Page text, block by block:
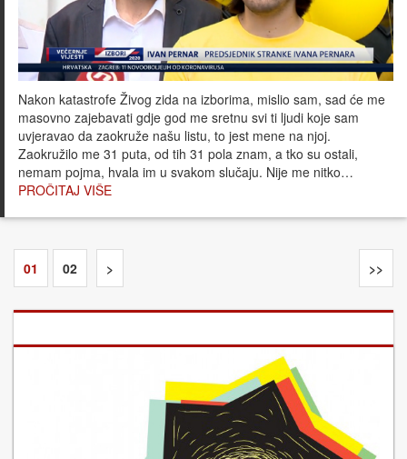
Nakon katastrofe Živog zida na izborima, mislio sam, sad će me
masovno zajebavati gdje god me sretnu svi ti ljudi koje sam
uvjeravao da zaokruže našu listu, to jest mene na njoj.
Zaokružilo me 31 puta, od tih 31 pola znam, a tko su ostali,
nemam pojma, hvala im u svakom slučaju. Nije me nitko…
PROČITAJ VIŠE
01 02 > >>